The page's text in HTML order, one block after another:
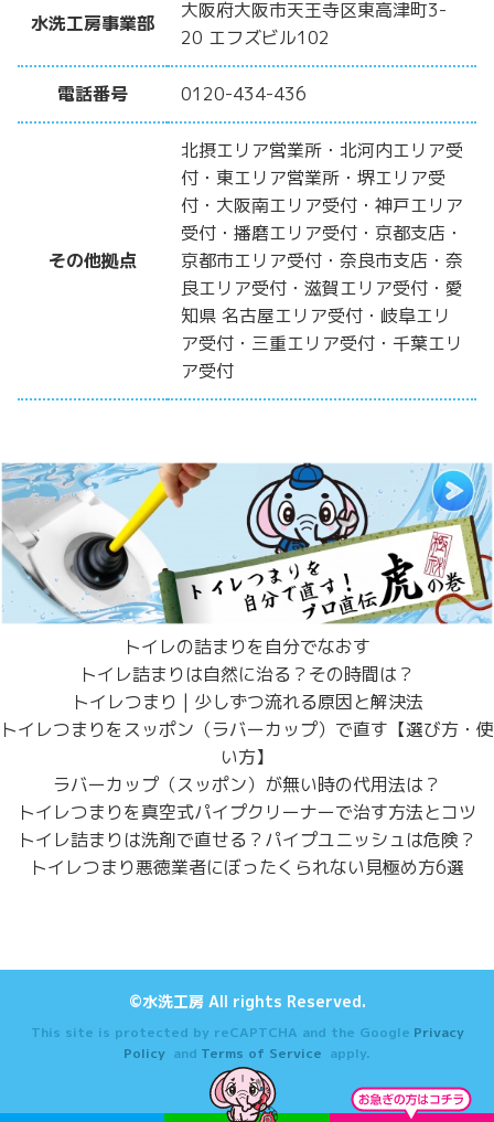
水洗工房事業部
大阪府大阪市天王寺区東高津町3-
20 エフズビル102
電話番号 0120-434-436
その他拠点
北摂エリア営業所・北河内エリア受
付・東エリア営業所・堺エリア受
付・大阪南エリア受付・神戸エリア
受付・播磨エリア受付・京都支店・
京都市エリア受付・奈良市支店・奈
良エリア受付・滋賀エリア受付・愛
知県 名古屋エリア受付・岐阜エリ
ア受付・三重エリア受付・千葉エリ
ア受付
トイレの詰まりを自分でなおす
トイレ詰まりは自然に治る？その時間は？
トイレつまり | 少しずつ流れる原因と解決法
トイレつまりをスッポン（ラバーカップ）で直す【選び方・使
い方】
ラバーカップ（スッポン）が無い時の代用法は？
トイレつまりを真空式パイプクリーナーで治す方法とコツ
トイレ詰まりは洗剤で直せる？パイプユニッシュは危険？
トイレつまり悪徳業者にぼったくられない見極め方6選
©水洗工房 All rights Reserved.
This site is protected by reCAPTCHA and the Google Privacy
Policy and Terms of Service apply.